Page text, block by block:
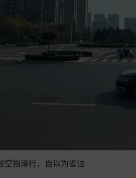
空挡滑行，自以为省油